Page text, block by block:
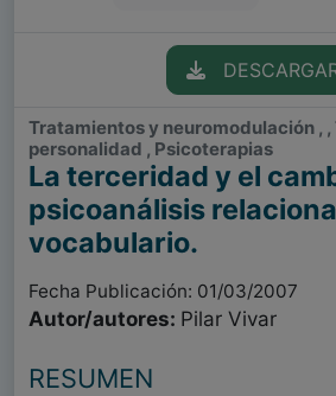
Tratamientos y neuromodulación , ,
personalidad , Psicoterapias
La terceridad y el
psicoanálisis
vocabulario.
Fecha Publicación: 01/03/2007
Autor/autores: Pilar Vivar
RESUMEN